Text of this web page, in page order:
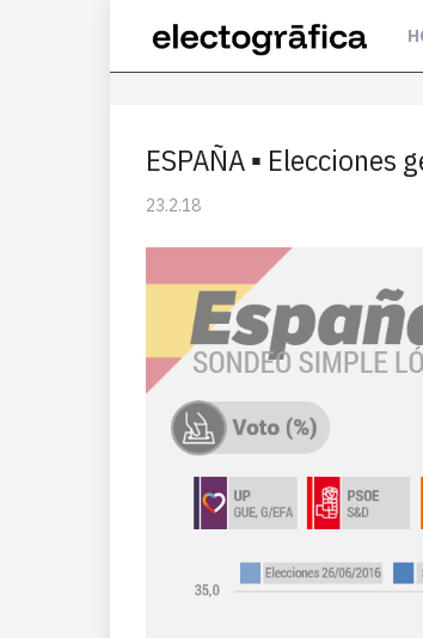
ESPAÑA ▪ Elecciones
23.2.18